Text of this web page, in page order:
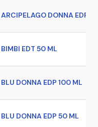
DONNA EDP
EDT 50 ML
DONNA EDP 100 ML
DONNA EDP 50 ML